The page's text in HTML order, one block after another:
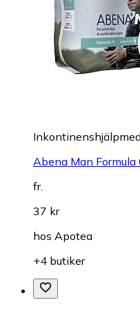
Abena Man
fr.
37 kr
hos Apotea
+4 butiker